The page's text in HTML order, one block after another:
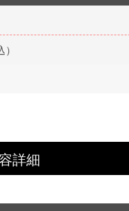
詳細